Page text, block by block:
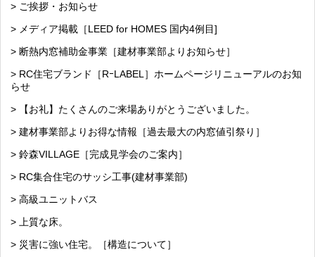
> ご挨拶・お知らせ
> メディア掲載［LEED for HOMES 国内4例目]
> 断熱内窓補助金事業［建材事業部よりお知らせ］
> RC住宅ブランド［RｰLABEL］ホームページリニューアルのお知
らせ
> 【お礼】たくさんのご来場ありがとうございました。
> 建材事業部よりお得な情報［過去最大の内窓値引祭り］
> 鈴森VILLAGE［完成見学会のご案内］
> RC集合住宅のサッシ工事(建材事業部)
> 高級ユニットバス
> 上質な床。
> 災害に強い住宅。［構造について］